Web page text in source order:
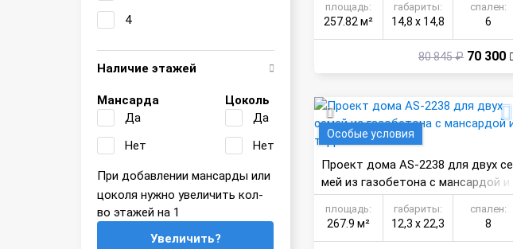
4
Наличие этажей
Мансарда
Да
Нет
Цоколь
Да
Нет
При добавлении мансарды или
цоколя нужно увеличить кол-
во этажей на 1
Увеличить?
площадь:
257.82 м²
габариты:
14,8 х 14,8
спален:
6
80 845 ₽ 70 300
Особые условия
Проект дома AS-2238 для двух се
мей из газобетона с мансардой и
террасой
площадь:
267.9 м²
габариты:
12,3 х 22,3
спален:
8